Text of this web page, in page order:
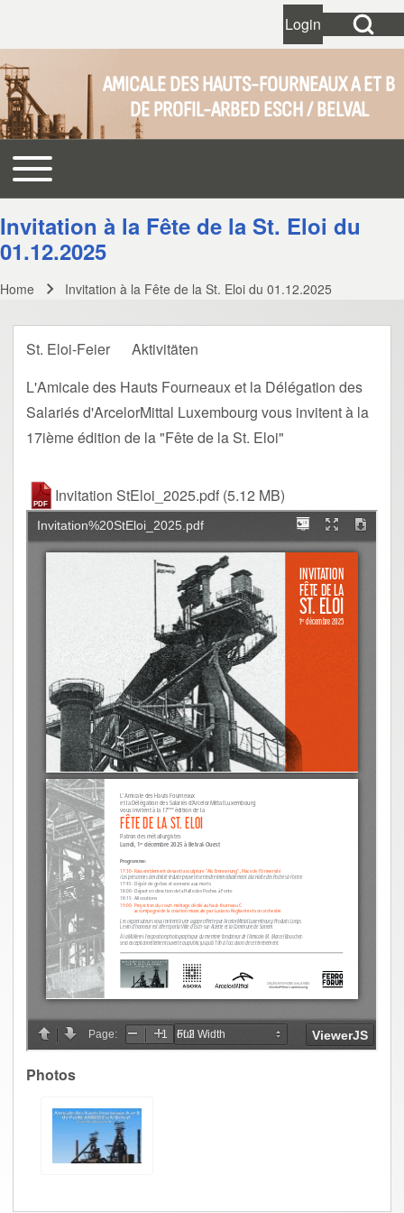
Close search
Search
Open Search
User account
LoginOpen login
AMICALE DES HAUTS-FOURNEAUX A ET B
DE PROFIL-ARBED ESCH / BELVAL
Main navigation
Toggle main menu
Invitation à la Fête de la St. Eloi du
01.12.2025
Home Invitation à la Fête de la St. Eloi du 01.12.2025
St. Eloi-Feier
Aktivitäten
L'Amicale des Hauts Fourneaux et la Délégation des
Salariés d'ArcelorMittal Luxembourg vous invitent à la
17ième édition de la "Fête de la St. Eloi"
Invitation StEloi_2025.pdf (5.12 MB)
Photos